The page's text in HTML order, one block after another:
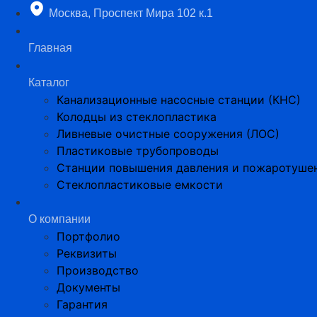
Перейти
содержимому
Москва, Проспект Мира 102 к.1
Главная
Каталог
Канализационные насосные станции (КНС)
Колодцы из стеклопластика
Ливневые очистные сооружения (ЛОС)
Пластиковые трубопроводы​
Станции повышения давления и
Стеклопластиковые емкости
О компании
Портфолио
Реквизиты
Производство
Документы
Гарантия